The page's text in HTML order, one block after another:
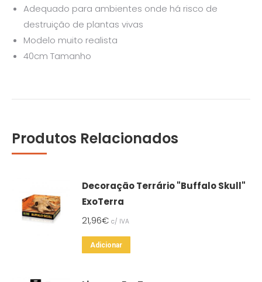
Adequado para ambientes onde há risco de
destruição de plantas vivas
Modelo muito realista
40cm Tamanho
Produtos Relacionados
Decoração Terrário "Buffalo Skull"
ExoTerra
21,96€ c/ IVA
Adicionar